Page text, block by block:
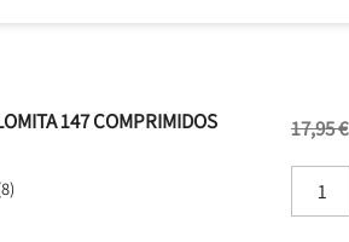
147 COMPRIMIDOS 17,95 €